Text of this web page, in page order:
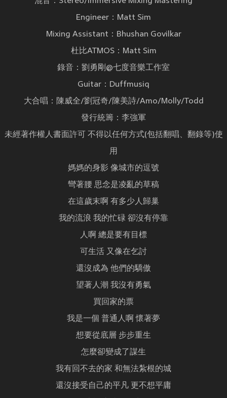
Engineer：Matt Sim
Mixing Assistant：Bhushan Govilkar
杜比ATMOS：Matt Sim
錄音：劉勇剛@七度音樂工作室
Guitar：Duffmusiq
大合唱：陳威全/劉冠奇/陳美詩/Amo/Molly/Todd
發行統籌：李強軍
未經著作權人書面許可 不得以任何方式(包括翻唱、翻錄等)使
用
媽媽的身影 像城市的逗號
彎著腰 思念是凌亂的草稿
在這歲末啊 有多少人歸巢
我的流浪 我的忙碌 卻沒有停靠
人啊 總是要有目標
可生活 又像在乞討
還沒成為 他們的驕傲
望著人潮 我沒有勇氣
買回家的票
我是一個 普通人啊 懷著夢
想要從底層 步步重生
怎麼卻變成了謀生
我有回不去的家 和無法紮根的城
還沒接受自己的平凡 更不想平庸